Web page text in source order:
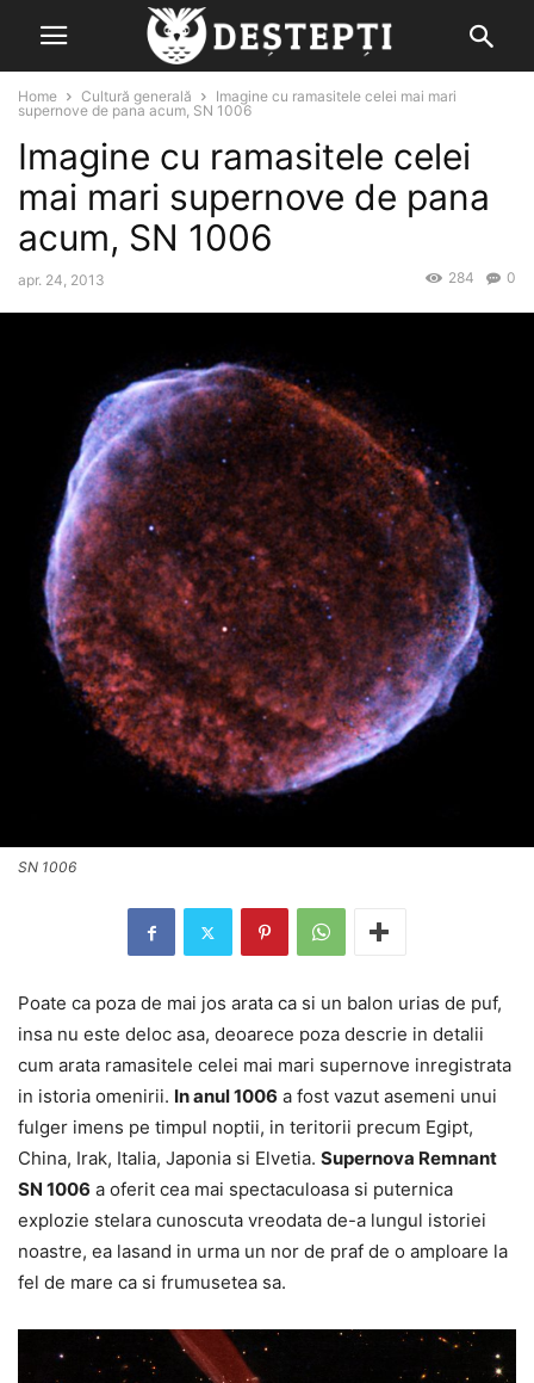
Home Cultură generală
Imagine cu ramasitele celei mai mari
supernove de pana acum, SN 1006
Imagine cu ramasitele celei
mai mari supernove de pana
acum, SN 1006
apr. 24, 2013 0
284
SN 1006
Poate ca poza de mai jos arata ca si un balon urias de puf,
insa nu este deloc asa, deoarece poza descrie in detalii
cum arata ramasitele celei mai mari supernove inregistrata
in istoria omenirii. In anul 1006 a fost vazut asemeni unui
fulger imens pe timpul noptii, in teritorii precum Egipt,
China, Irak, Italia, Japonia si Elvetia. Supernova Remnant
SN 1006 a oferit cea mai spectaculoasa si puternica
explozie stelara cunoscuta vreodata de-a lungul istoriei
noastre, ea lasand in urma un nor de praf de o amploare la
fel de mare ca si frumusetea sa.